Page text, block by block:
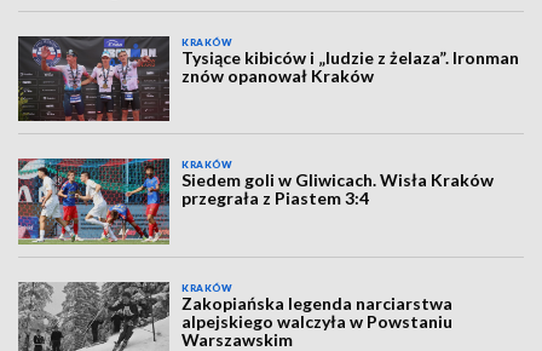
KRAKÓW
Tysiące kibiców i „ludzie z żelaza”. Ironman
znów opanował Kraków
KRAKÓW
Siedem goli w Gliwicach. Wisła Kraków
przegrała z Piastem 3:4
KRAKÓW
Zakopiańska legenda narciarstwa
alpejskiego walczyła w Powstaniu
Warszawskim